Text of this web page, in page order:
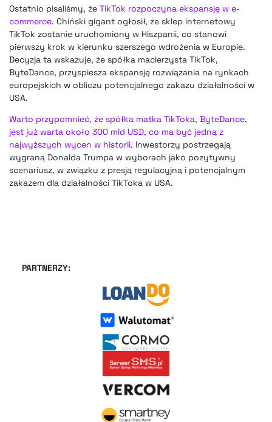
Ostatnio pisaliśmy, że TikTok rozpoczyna ekspansję w e-
commerce. Chiński gigant ogłosił, że sklep internetowy
TikTok zostanie uruchomiony w Hiszpanii, co stanowi
pierwszy krok w kierunku szerszego wdrożenia w Europie.
Decyzja ta wskazuje, że spółka macierzysta TikTok,
ByteDance, przyspiesza ekspansję rozwiązania na rynkach
europejskich w obliczu potencjalnego zakazu działalności w
USA.
Warto przypomnieć, że spółka matka TikToka, ByteDance,
jest już warta około 300 mld USD, co ma być jedną z
najwyższych wycen w historii. Inwestorzy postrzegają
wygraną Donalda Trumpa w wyborach jako pozytywny
scenariusz, w związku z presją regulacyjną i potencjalnym
zakazem dla działalności TikToka w USA.
PARTNERZY: